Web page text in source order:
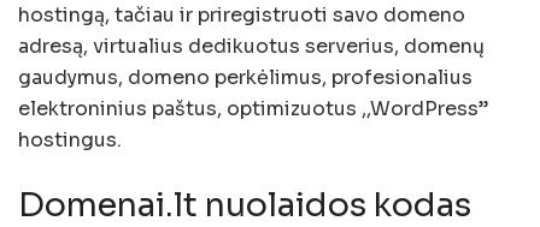
hostingą, tačiau ir priregistruoti savo domeno
adresą, virtualius dedikuotus serverius, domenų
gaudymus, domeno perkėlimus, profesionalius
elektroninius paštus, optimizuotus ,,WordPress”
hostingus.
Domenai.lt nuolaidos kodas